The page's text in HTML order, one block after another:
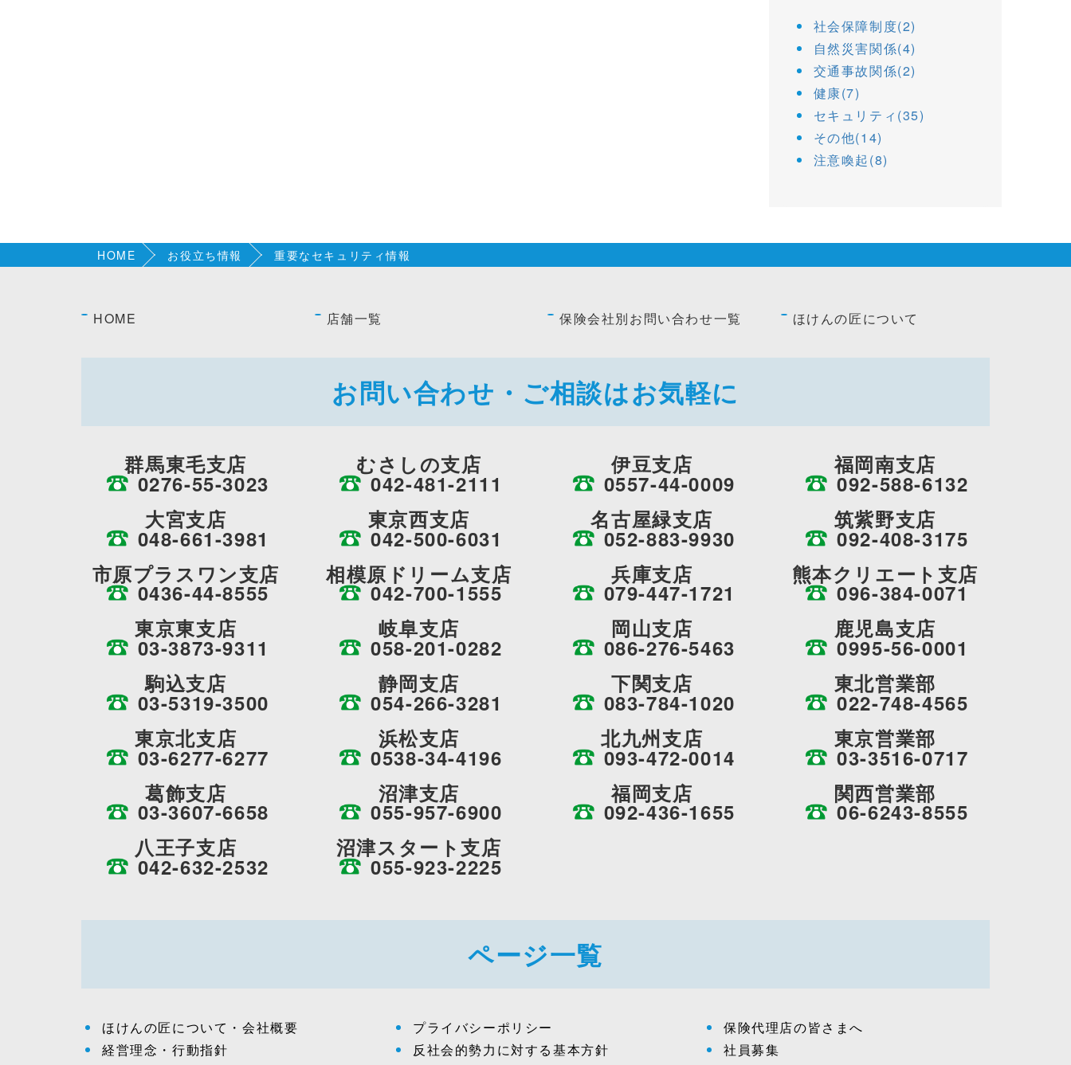
社会保障制度(2)
自然災害関係(4)
交通事故関係(2)
健康(7)
セキュリティ(35)
その他(14)
注意喚起(8)
HOME お役立ち情報 重要なセキュリティ情報
HOME 店舗一覧 保険会社別お問い合わせ一覧 ほけんの匠について
お問い合わせ・ご相談はお気軽に
群馬東毛支店
0276-55-3023
大宮支店
048-661-3981
市原プラスワン支店
0436-44-8555
東京東支店
03-3873-9311
駒込支店
03-5319-3500
東京北支店
03-6277-6277
葛飾支店
03-3607-6658
八王子支店
042-632-2532
むさしの支店
042-481-2111
東京西支店
042-500-6031
相模原ドリーム支店
042-700-1555
岐阜支店
058-201-0282
静岡支店
054-266-3281
浜松支店
0538-34-4196
沼津支店
055-957-6900
沼津スタート支店
055-923-2225
伊豆支店
0557-44-0009
名古屋緑支店
052-883-9930
兵庫支店
079-447-1721
岡山支店
086-276-5463
下関支店
083-784-1020
北九州支店
093-472-0014
福岡支店
092-436-1655
福岡南支店
092-588-6132
筑紫野支店
092-408-3175
熊本クリエート支店
096-384-0071
鹿児島支店
0995-56-0001
東北営業部
022-748-4565
東京営業部
03-3516-0717
関西営業部
06-6243-8555
ページ一覧
ほけんの匠について・会社概要
経営理念・行動指針
プライバシーポリシー
反社会的勢力に対する基本方針
保険代理店の皆さまへ
社員募集